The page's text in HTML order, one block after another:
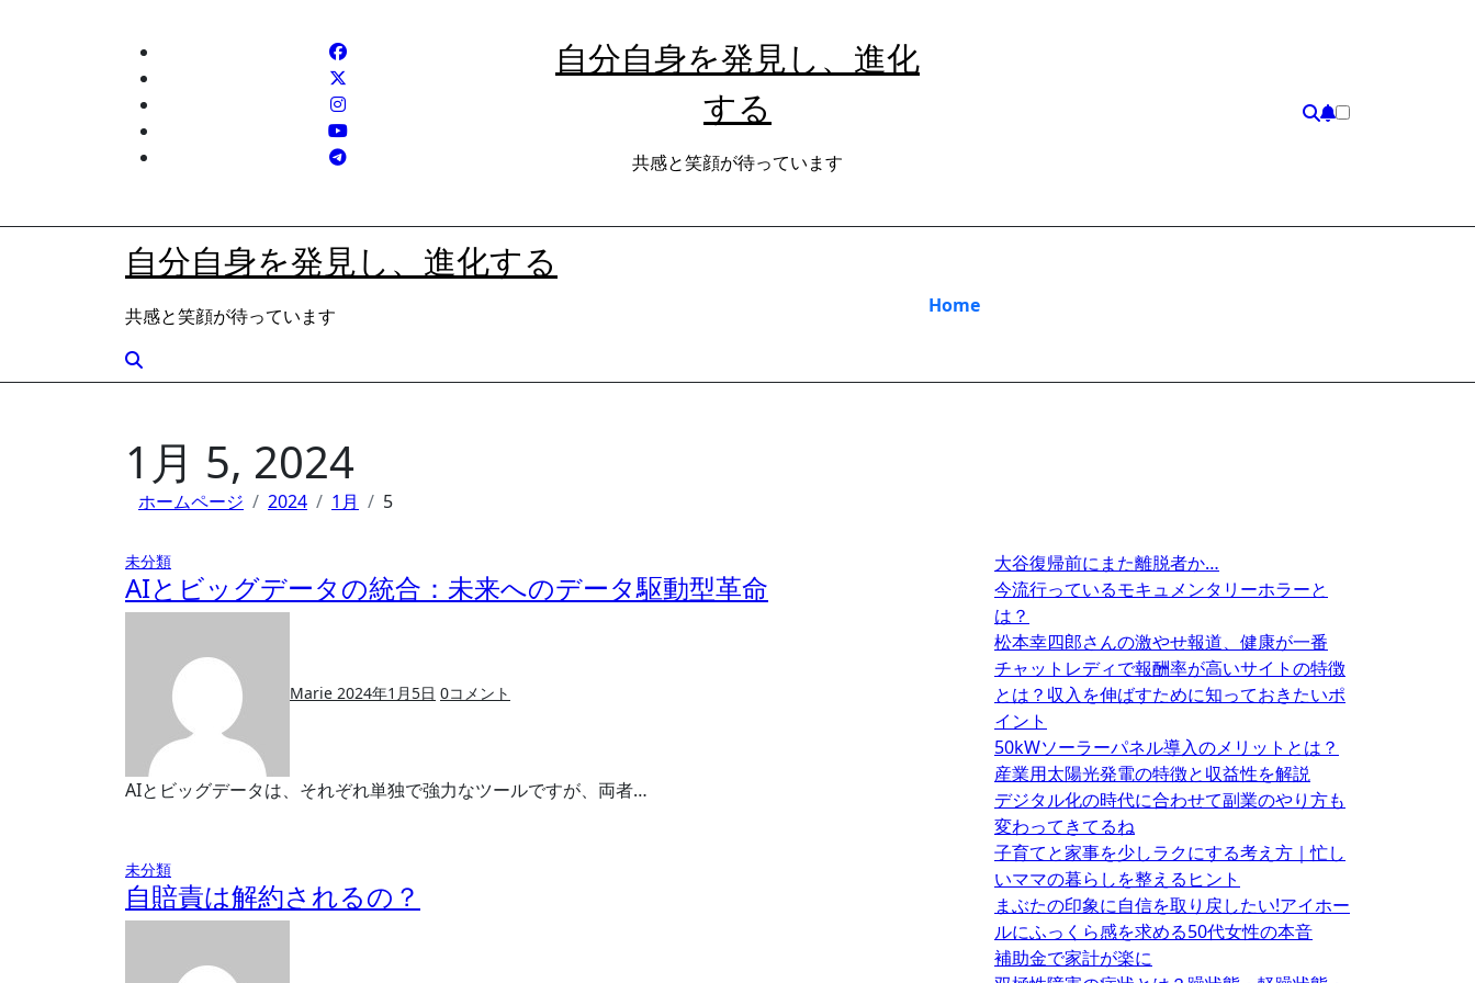
自分自身を発見し、進化
する
共感と笑顔が待っています
自分自身を発見し、進化する
共感と笑顔が待っています Home
1月 5, 2024
ホームページ 2024 1月 5
未分類
AIとビッグデータの統合：未来へのデータ駆動型革命
Marie 2024年1月5日 0コメント
AIとビッグデータは、それぞれ単独で強力なツールですが、両者…
未分類
自賠責は解約されるの？
大谷復帰前にまた離脱者か…
今流行っているモキュメンタリーホラーと
は？
松本幸四郎さんの激やせ報道、健康が一番
チャットレディで報酬率が高いサイトの特徴
とは？収入を伸ばすために知っておきたいポ
イント
50kWソーラーパネル導入のメリットとは？
産業用太陽光発電の特徴と収益性を解説
デジタル化の時代に合わせて副業のやり方も
変わってきてるね
子育てと家事を少しラクにする考え方｜忙し
いママの暮らしを整えるヒント
まぶたの印象に自信を取り戻したい!アイホー
ルにふっくら感を求める50代女性の本音
補助金で家計が楽に